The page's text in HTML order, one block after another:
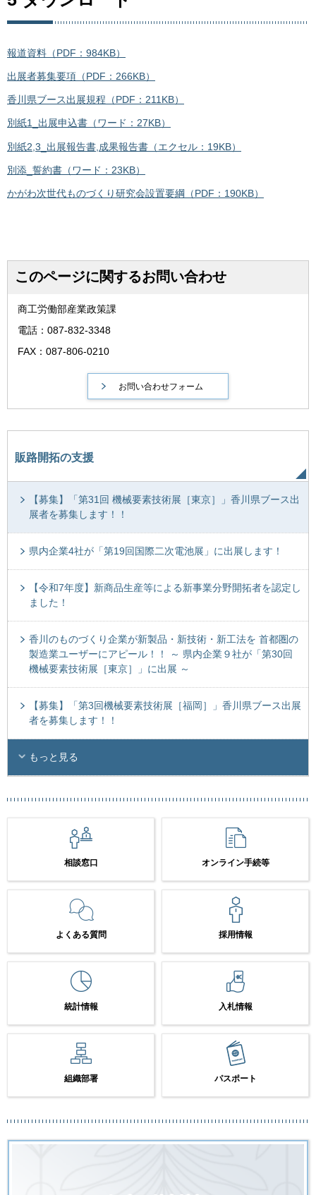
報道資料（PDF：984KB）
出展者募集要項（PDF：266KB）
香川県ブース出展規程（PDF：211KB）
別紙1_出展申込書（ワード：27KB）
別紙2,3_出展報告書,成果報告書（エクセル：19KB）
別添_誓約書（ワード：23KB）
かがわ次世代ものづくり研究会設置要綱（PDF：190KB）
このページに関するお問い合わせ
商工労働部産業政策課
電話：087-832-3348
FAX：087-806-0210
販路開拓の支援
【募集】「第31回 機械要素技術展［東京］」香川県ブース出
展者を募集します！！
県内企業4社が「第19回国際二次電池展」に出展します！
【令和7年度】新商品生産等による新事業分野開拓者を認定し
ました！
香川のものづくり企業が新製品・新技術・新工法を 首都圏の
製造業ユーザーにアピール！！ ～ 県内企業９社が「第30回
機械要素技術展［東京］」に出展 ～
【募集】「第3回機械要素技術展［福岡］」香川県ブース出展
者を募集します！！
もっと見る
相談窓口 オンライン手続等
よくある質問 採用情報
統計情報 入札情報
組織部署 パスポート